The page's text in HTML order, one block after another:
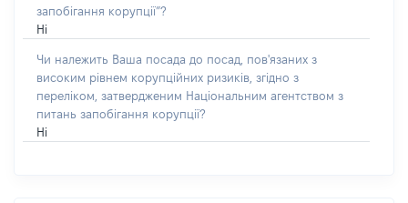
запобігання корупції”?
Ні
Чи належить Ваша посада до посад, пов'язаних з
високим рівнем корупційних ризиків, згідно з
переліком, затвердженим Національним агентством з
питань запобігання корупції?
Ні